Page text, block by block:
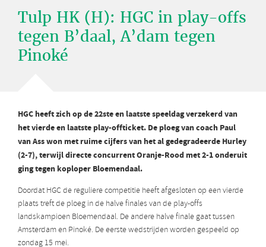
Tulp HK (H): HGC in play-offs
tegen B’daal, A’dam tegen
Pinoké
HGC heeft zich op de 22ste en laatste speeldag verzekerd van
het vierde en laatste play-offticket. De ploeg van coach Paul
van Ass won met ruime cijfers van het al gedegradeerde Hurley
(2-7), terwijl directe concurrent Oranje-Rood met 2-1 onderuit
ging tegen koploper Bloemendaal.
Doordat HGC de reguliere competitie heeft afgesloten op een vierde
plaats treft de ploeg in de halve finales van de play-offs
landskampioen Bloemendaal. De andere halve finale gaat tussen
Amsterdam en Pinoké. De eerste wedstrijden worden gespeeld op
zondag 15 mei.